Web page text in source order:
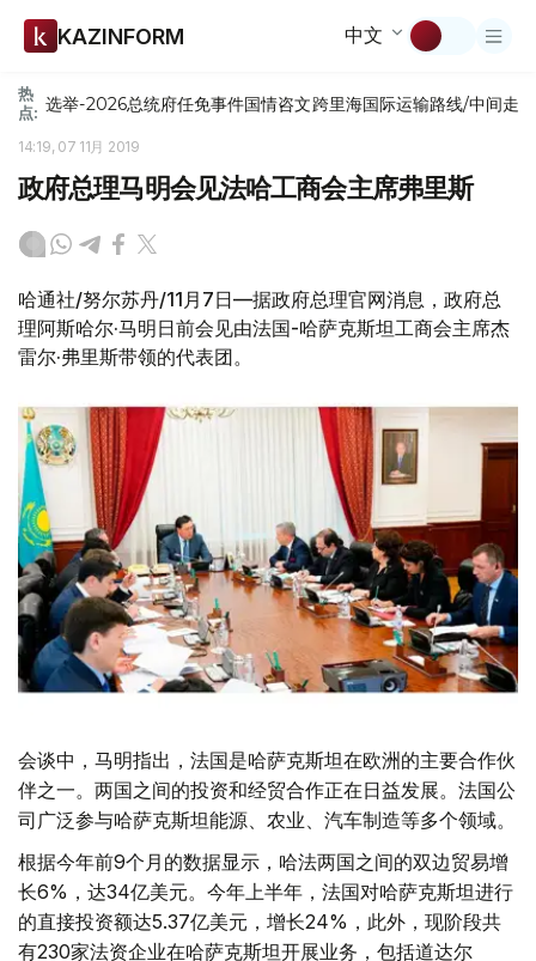
KAZINFORM 中文
热
点: 选举-2026总统府任免事件国情咨文跨里海国际运输路线/中间走廊
14:19, 07 11月 2019
政府总理马明会见法哈工商会主席弗里斯
哈通社/努尔苏丹/11月7日—据政府总理官网消息，政府总
理阿斯哈尔·马明日前会见由法国-哈萨克斯坦工商会主席杰
雷尔·弗里斯带领的代表团。
会谈中，马明指出，法国是哈萨克斯坦在欧洲的主要合作伙
伴之一。两国之间的投资和经贸合作正在日益发展。法国公
司广泛参与哈萨克斯坦能源、农业、汽车制造等多个领域。
根据今年前9个月的数据显示，哈法两国之间的双边贸易增
长6%，达34亿美元。今年上半年，法国对哈萨克斯坦进行
的直接投资额达5.37亿美元，增长24%，此外，现阶段共
有230家法资企业在哈萨克斯坦开展业务，包括道达尔